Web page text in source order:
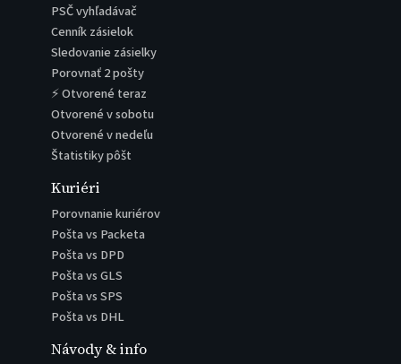
PSČ vyhľadávač
Cenník zásielok
Sledovanie zásielky
Porovnať 2 pošty
⚡ Otvorené teraz
Otvorené v sobotu
Otvorené v nedeľu
Štatistiky pôšt
Kuriéri
Porovnanie kuriérov
Pošta vs Packeta
Pošta vs DPD
Pošta vs GLS
Pošta vs SPS
Pošta vs DHL
Návody & info